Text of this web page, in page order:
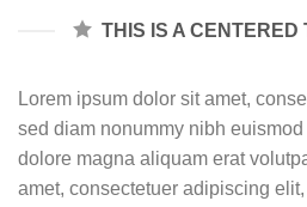
THIS IS A CENTERED
Lorem ipsum dolor sit amet,
sed diam nonummy nibh
dolore magna aliquam erat
amet, consectetuer adipiscing